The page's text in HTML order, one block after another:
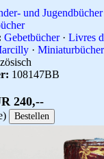
und
Gebetbücher· Livres
· Miniaturbücher
108147BB
240,--